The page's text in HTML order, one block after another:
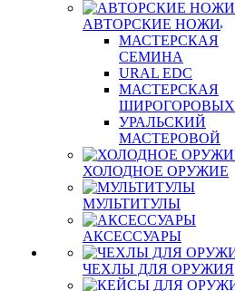
АВТОРСКИЕ НОЖИ
МАСТЕРСКАЯ
СЕМИНА
URAL EDC
МАСТЕРСКАЯ
ШИРОГОРОВЫХ
УРАЛЬСКИЙ
МАСТЕРОВОЙ
ХОЛОДНОЕ ОРУЖИЕ
МУЛЬТИТУЛЫ
АКСЕССУАРЫ
ЧЕХЛЫ ДЛЯ ОРУЖИЯ